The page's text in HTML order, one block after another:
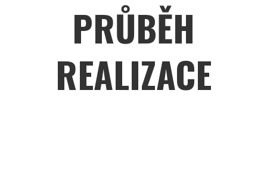
PRŮBĚH
REALIZACE